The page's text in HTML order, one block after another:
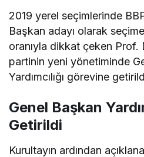
2019 yerel seçimlerinde
Başkan adayı olarak
oranıyla dikkat çeken Prof.
partinin yeni yönetiminde
Yardımcılığı görevine
Genel Başkan
Getirildi
Kurultayın ardından